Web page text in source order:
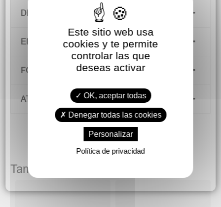
DETALLES DEL PRODUCTO
ENVÍOS Y DEVOLUCIONES
FORMAS DE PAGO
ATENCIÓN AL CLIENTE
También podría gustarte
Este sitio web usa
cookies y te permite
controlar las que
deseas activar
OK, aceptar todas
Denegar todas las cookies
Personalizar
Política de privacidad